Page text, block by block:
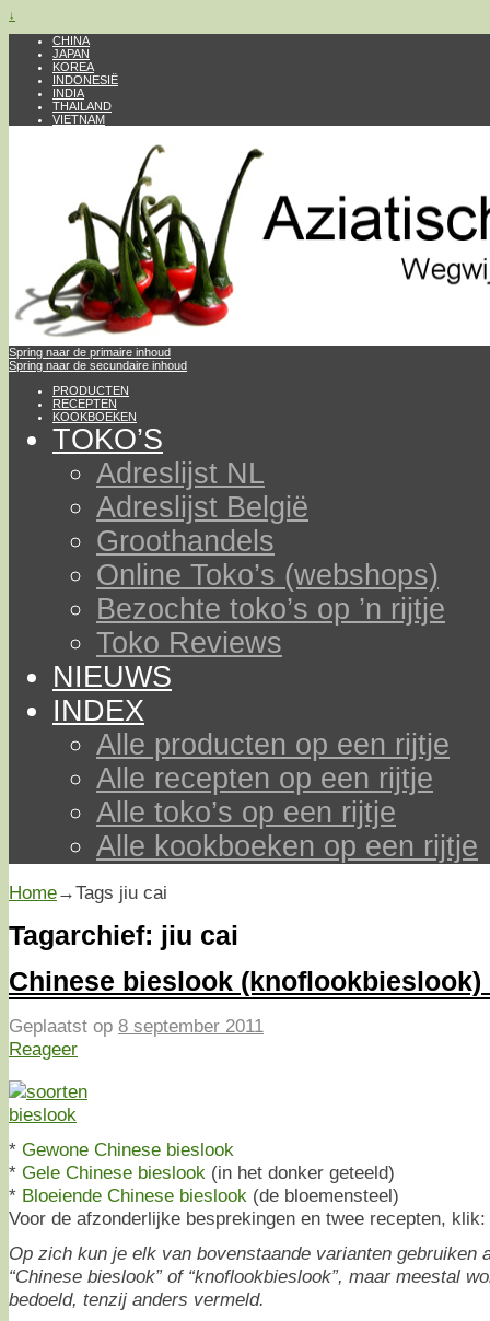
↓
CHINA
JAPAN
KOREA
INDONESIË
INDIA
THAILAND
VIETNAM
Spring naar de primaire inhoud
Spring naar de secundaire inhoud
PRODUCTEN
RECEPTEN
KOOKBOEKEN
TOKO’S
Adreslijst NL
Adreslijst België
Groothandels
Online Toko’s (webshops)
Bezochte toko’s op ’n rijtje
Toko Reviews
NIEUWS
INDEX
Alle producten op een rijtje
Alle recepten op een rijtje
Alle toko’s op een rijtje
Alle kookboeken op een rijtje
Home→Tags jiu cai
Tagarchief: jiu cai
Chinese bieslook (knoflookbieslook)
Geplaatst op 8 september 2011
Reageer
* Gewone Chinese bieslook
* Gele Chinese bieslook (in het donker geteeld)
* Bloeiende Chinese bieslook (de bloemensteel)
Voor de afzonderlijke besprekingen en twee recepten, klik:
Op zich kun je elk van bovenstaande varianten gebruiken
“Chinese bieslook” of “knoflookbieslook”, maar meestal
bedoeld, tenzij anders vermeld.